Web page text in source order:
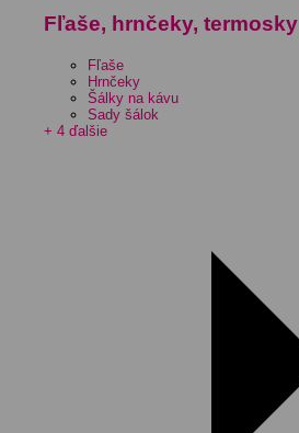
Fľaše, hrnčeky, termosky
Fľaše
Hrnčeky
Šálky na kávu
Sady šálok
+ 4 ďalšie